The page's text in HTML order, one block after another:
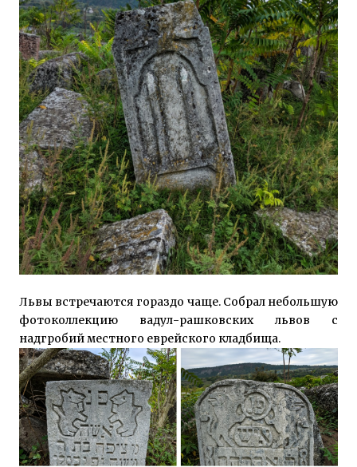
Львы встречаются гораздо чаще. Собрал небольшую
фотоколлекцию вадул-рашковских львов с
надгробий местного еврейского кладбища.